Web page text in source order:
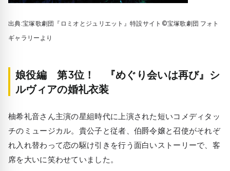
出典:宝塚歌劇団『ロミオとジュリエット』特設サイト©宝塚歌劇団 フォト
ギャラリーより
娘役編 第3位！ 『めぐり会いは再び』シ
ルヴィアの婚礼衣装
柚希礼音さん主演の星組時代に上演された短いコメディタッ
チのミュージカル。貴公子と従者、伯爵令嬢と召使がそれぞ
れ入れ替わって恋の駆け引きを行う面白いストーリーで、客
席を大いに笑わせていました。